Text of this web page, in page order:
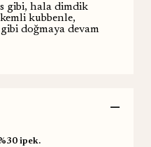
gibi, hala dimdik
kubbenle,
doğmaya devam
ipek.